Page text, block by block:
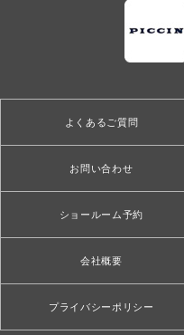
よくあるご質問
お問い合わせ
ショールーム予約
会社概要
プライバシーポリシー